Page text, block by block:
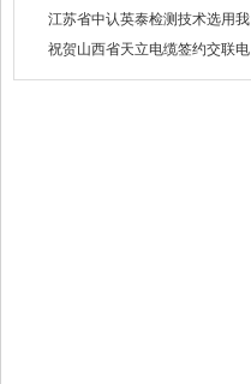
然换气老化箱等电缆检测设备
江苏省中认英泰检测技术选用我
厂自然换气老化试验箱
祝贺山西省天立电缆签约交联电